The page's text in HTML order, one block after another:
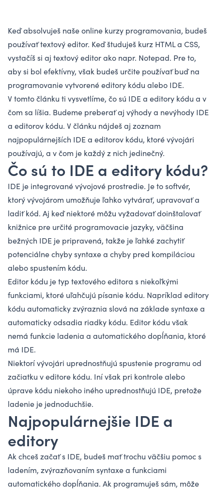
Keď absolvuješ naše online kurzy programovania, budeš
používať textový editor. Keď študuješ kurz HTML a CSS,
vystačíš si aj textový editor ako napr. Notepad. Pre to,
aby si bol efektívny, však budeš určite používať buď na
programovanie vytvorené editory kódu alebo IDE.
V tomto článku ti vysvetlíme, čo sú IDE a editory kódu a v
čom sa líšia. Budeme preberať aj výhody a nevýhody IDE
a editorov kódu. V článku nájdeš aj zoznam
najpopulárnejších IDE a editorov kódu, ktoré vývojári
používajú, a v čom je každý z nich jedinečný.
Čo sú to IDE a editory kódu?
IDE je integrované vývojové prostredie. Je to softvér,
ktorý vývojárom umožňuje ľahko vytvárať, upravovať a
ladiť kód. Aj keď niektoré môžu vyžadovať doinštalovať
knižnice pre určité programovacie jazyky, väčšina
bežných IDE je pripravená, takže je ľahké zachytiť
potenciálne chyby syntaxe a chyby pred kompiláciou
alebo spustením kódu.
Editor kódu je typ textového editora s niekoľkými
funkciami, ktoré uľahčujú písanie kódu. Napríklad editory
kódu automaticky zvýraznia slová na základe syntaxe a
automaticky odsadia riadky kódu. Editor kódu však
nemá funkcie ladenia a automatického dopĺňania, ktoré
má IDE.
Niektorí vývojári uprednostňujú spustenie programu od
začiatku v editore kódu. Iní však pri kontrole alebo
úprave kódu niekoho iného uprednostňujú IDE, pretože
ladenie je jednoduchšie.
Najpopulárnejšie IDE a
editory
Ak chceš začať s IDE, budeš mať trochu väčšiu pomoc s
ladením, zvýrazňovaním syntaxe a funkciami
automatického dopĺňania. Ak programuješ sám, môže